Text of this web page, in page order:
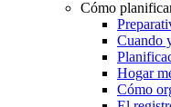
Cómo
Cuando
Hogar
Cómo